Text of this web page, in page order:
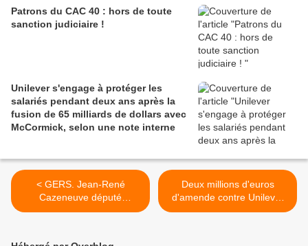
Patrons du CAC 40 : hors de toute
sanction judiciaire !
Unilever s'engage à protéger les
salariés pendant deux ans après la
fusion de 65 milliards de dollars avec
McCormick, selon une note interne
< GERS. Jean-René
Cazeneuve député
macronien subit un revers
Deux millions d'euros
d'amende contre Unilever
France pour retards de